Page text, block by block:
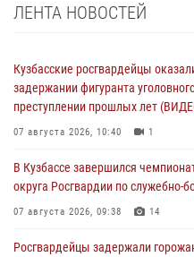
ЛЕНТА НОВОСТЕЙ
Кузбасские росгвардейцы
задержании фигуранта
преступлении прошлых лет
07 августа 2026, 10:40 1
В Кузбассе завершился
округа Росгвардии по служебно-
07 августа 2026, 09:38 14
Росгвардейцы задержали